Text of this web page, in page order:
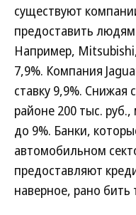
существуют
предоставить
Например,
7,9%. Компания
ставку 9,9%. Снижая
районе 200 тыс.
до 9%. Банки,
автомобильном
предоставляют
наверное, рано